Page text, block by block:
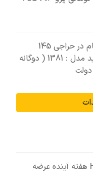
فرصت نهایی ثبت نام در حراجی 145
میلیون تومانی پراید مدل : 1381 ( دوگانه
🔴مکسوس استار H هفته آینده عرضه